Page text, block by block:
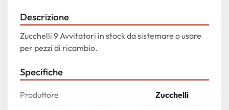
Descrizione
Zucchelli 9 Avvitatori in stock da sistemare o usare
per pezzi di ricambio.
Specifiche
Produttore Zucchelli